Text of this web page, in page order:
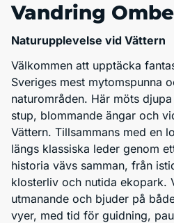
Vandring
Naturupplevelse vid Vättern
Välkommen att upptäcka
Sveriges mest mytomspunna
naturområden. Här möts
stup, blommande ängar och
Vättern. Tillsammans med en
längs klassiska leder genom
historia vävs samman, från
klosterliv och nutida ekopark.
utmanande och bjuder på
vyer, med tid för guidning,